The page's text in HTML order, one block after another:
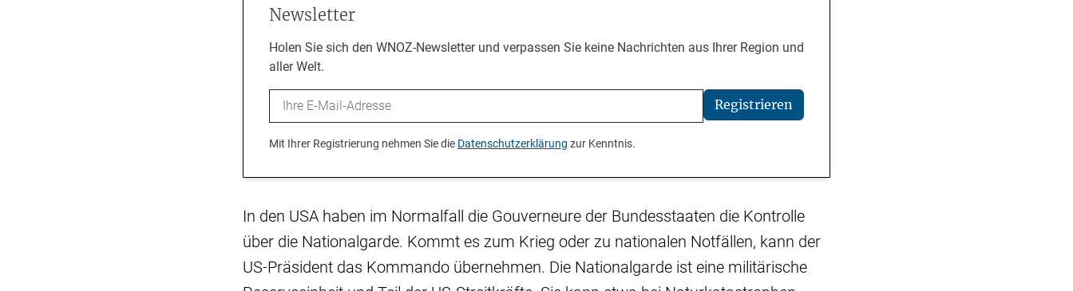
Newsletter
Holen Sie sich den WNOZ-Newsletter und verpassen Sie keine Nachrichten aus Ihrer Region und
aller Welt.
Email Registrieren
Mit Ihrer Registrierung nehmen Sie die Datenschutzerklärung zur Kenntnis.
In den USA haben im Normalfall die Gouverneure der Bundesstaaten die Kontrolle
über die Nationalgarde. Kommt es zum Krieg oder zu nationalen Notfällen, kann der
US-Präsident das Kommando übernehmen. Die Nationalgarde ist eine militärische